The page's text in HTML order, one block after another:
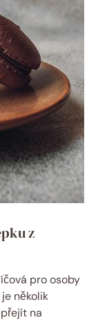
z
pro osoby
několik
na